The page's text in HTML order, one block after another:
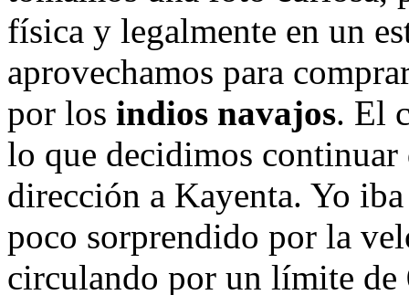
física y legalmente en un
aprovechamos para
por los indios navajos. El
lo que decidimos
dirección a Kayenta. Yo
poco sorprendido por la
circulando por un límite de